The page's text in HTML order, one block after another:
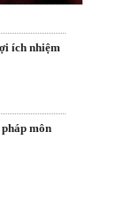
ích nhiệm
môn